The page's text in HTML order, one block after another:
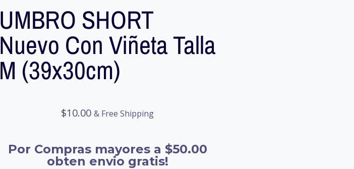
UMBRO SHORT
Nuevo Con Viñeta Talla
M (39x30cm)
$10.00 & Free Shipping
Por Compras mayores a $50.00
obten envio gratis!